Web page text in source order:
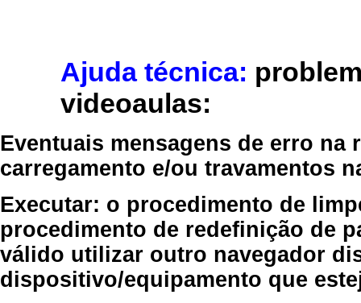
Ajuda técnica:
videoaulas:
Eventuais mensagens de erro
carregamento e/ou travamentos
Executar: o procedimento de
procedimento de redefinição de
válido utilizar outro navegador
dispositivo/equipamento que